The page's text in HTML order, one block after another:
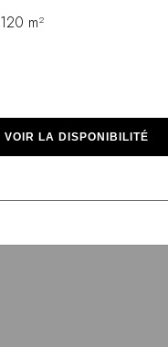
120 m²
VOIR LA DISPONIBILITÉ